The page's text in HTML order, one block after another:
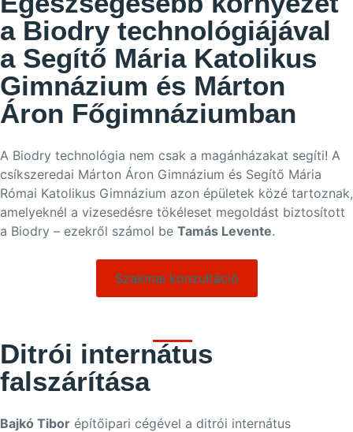
a Biodry technológiájával
a Segítő Mária Katolikus
Gimnázium és Márton
Áron Főgimnáziumban
A Biodry technológia nem csak a magánházakat segíti! A
csíkszeredai Márton Áron Gimnázium és Segítő Mária
Római Katolikus Gimnázium azon épületek közé tartoznak,
amelyeknél a vizesedésre tökéleset megoldást biztosított
a Biodry – ezekről számol be Tamás Levente.
Szakmai konzultáció
Ditrói internátus
falszárítása
Bajkó Tibor építőipari cégével a ditrói internátus